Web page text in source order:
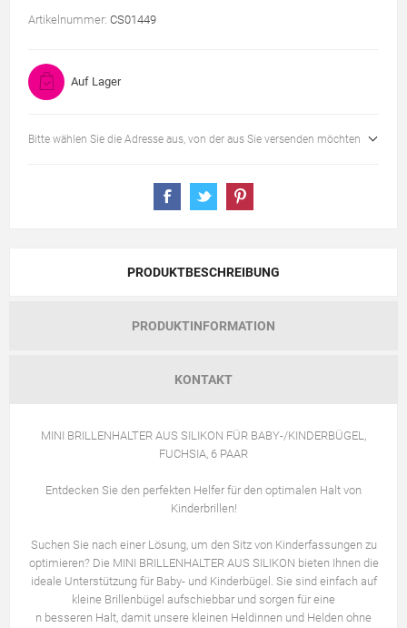
Artikelnummer: CS01449
Auf Lager
Bitte wählen Sie die Adresse aus, von der aus Sie versenden möchten
PRODUKTBESCHREIBUNG
PRODUKTINFORMATION
KONTAKT
MINI BRILLENHALTER AUS SILIKON FÜR BABY-/KINDERBÜGEL,
FUCHSIA, 6 PAAR
Entdecken Sie den perfekten Helfer für den optimalen Halt von
Kinderbrillen!
Suchen Sie nach einer Lösung, um den Sitz von Kinderfassungen zu
optimieren? Die MINI BRILLENHALTER AUS SILIKON bieten Ihnen die
ideale Unterstützung für Baby- und Kinderbügel. Sie sind einfach auf
kleine Brillenbügel aufschiebbar und sorgen für eine
n besseren Halt, damit unsere kleinen Heldinnen und Helden ohne